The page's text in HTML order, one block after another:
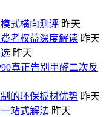
式横向测评 昨天
者权益深度解读 昨天
昨天
真正告别甲醛二次反
的环保板材优势 昨天
站式解法 昨天